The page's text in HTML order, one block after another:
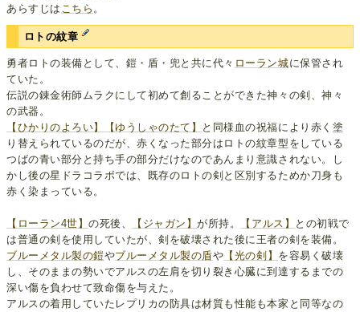
あらすじは こちら 。
ロトの紋章
勇者ロトの装備として、鎧・盾・兜と共に代々 ローラン城に保管され
ていた。
伝説の錬金術師ムラクにして初めて創ることができた神々の剣、神々
の武器。
【ひかりのよろい】
【ゆうしゃのたて】
と同様血の祝福により赤く塗
り替えられているのだが、赤くなった部分はロトの紋章型をしている
つばの青い部分と持ち手の部分だけなのであんまり意識されない。し
かし後の星ドラコラボでは、既存のロトの剣と区別するためか刀身も
赤く染まっている。
【ローラン4世】の死後、 【ジャガン】が所持。 【アルス】
との初戦で
は普通の剣を使用していたが、剣を破壊された後に王者の剣を装備。
ブルーメタル製の鎧やブルーメタル製の盾や 【光の剣】 を容易く破壊
し、そのままの勢いでアルスの左肩を切り裂き心臓に到達するまでの
深い傷を負わせて致命傷を与えた。
アルスの着用していたレプリカの防具は材質も性能も本家と同等なの